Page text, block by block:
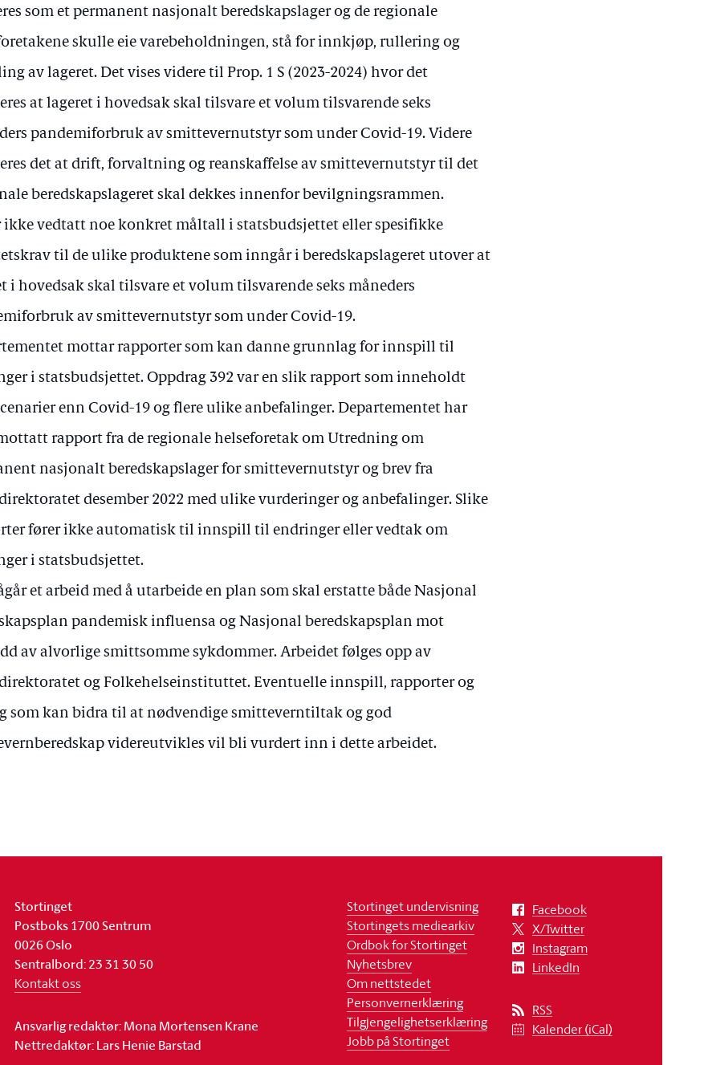
som et permanent nasjonalt beredskapslager og de regionale
skulle eie varebeholdningen, stå for innkjøp, rullering og
av lageret. Det vises videre til Prop. 1 S (2023-2024) hvor det
at lageret i hovedsak skal tilsvare et volum tilsvarende seks
pandemiforbruk av smittevernutstyr som under Covid-19. Videre
det at drift, forvaltning og reanskaffelse av smittevernutstyr til det
beredskapslageret skal dekkes innenfor bevilgningsrammen.
ikke vedtatt noe konkret måltall i statsbudsjettet eller spesifikke
til de ulike produktene som inngår i beredskapslageret utover at
i hovedsak skal tilsvare et volum tilsvarende seks måneders
av smittevernutstyr som under Covid-19.
mottar rapporter som kan danne grunnlag for innspill til
i statsbudsjettet. Oppdrag 392 var en slik rapport som inneholdt
enn Covid-19 og flere ulike anbefalinger. Departementet har
rapport fra de regionale helseforetak om Utredning om
nasjonalt beredskapslager for smittevernutstyr og brev fra
desember 2022 med ulike vurderinger og anbefalinger. Slike
fører ikke automatisk til innspill til endringer eller vedtak om
i statsbudsjettet.
et arbeid med å utarbeide en plan som skal erstatte både Nasjonal
pandemisk influensa og Nasjonal beredskapsplan mot
av alvorlige smittsomme sykdommer. Arbeidet følges opp av
og Folkehelseinstituttet. Eventuelle innspill, rapporter og
som kan bidra til at nødvendige smitteverntiltak og god
videreutvikles vil bli vurdert inn i dette arbeidet.
Stortinget
Postboks 1700 Sentrum
0026 Oslo
Sentralbord: 23 31 30 50
Kontakt oss
Ansvarlig redaktør: Mona Mortensen Krane
Nettredaktør: Lars Henie Barstad
Stortinget undervisning
Stortingets mediearkiv
Ordbok for Stortinget
Nyhetsbrev
Om nettstedet
Personvernerklæring
Tilgjengelighetserklæring
Jobb på Stortinget
Facebook
X/Twitter
Instagram
LinkedIn
RSS
Kalender (iCal)